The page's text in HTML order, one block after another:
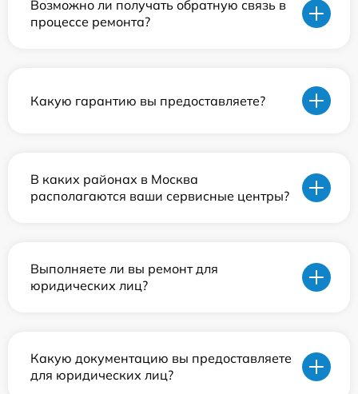
Возможно ли получать обратную связь в
процессе ремонта?
Какую гарантию вы предоставляете?
В каких районах в Москва
располагаются ваши сервисные центры?
Выполняете ли вы ремонт для
юридических лиц?
Какую документацию вы предоставляете
для юридических лиц?